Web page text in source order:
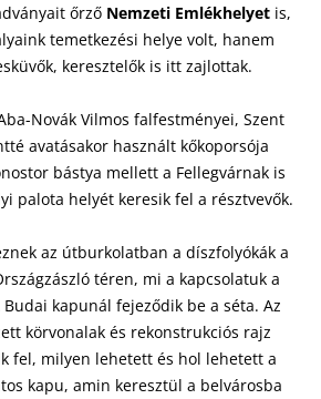
őrző Nemzeti Emlékhelyet is,
temetkezési helye volt, hanem
keresztelők is itt zajlottak.
Novák Vilmos falfestményei, Szent
avatásakor használt kőkoporsója
bástya mellett a Fellegvárnak is
palota helyét keresik fel a résztvevők.
az útburkolatban a díszfolyókák a
téren, mi a kapcsolatuk a
kapunál fejeződik be a séta. Az
körvonalak és rekonstrukciós rajz
fel, milyen lehetett és hol lehetett a
kapu, amin keresztül a belvárosba